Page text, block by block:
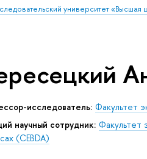
университет «Высшая
исследователь: Факультет
научный сотрудник: Факультет
(CEBDA)